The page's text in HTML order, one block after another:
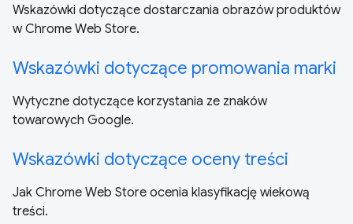
Wskazówki dotyczące dostarczania obrazów produktów
w Chrome Web Store.
Wskazówki dotyczące promowania marki
Wytyczne dotyczące korzystania ze znaków
towarowych Google.
Wskazówki dotyczące oceny treści
Jak Chrome Web Store ocenia klasyfikację wiekową
treści.